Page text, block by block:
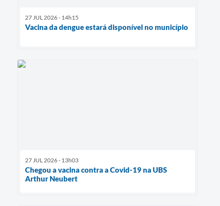
27 JUL 2026 - 14h15
Vacina da dengue estará disponível no município
27 JUL 2026 - 13h03
Chegou a vacina contra a Covid-19 na UBS
Arthur Neubert